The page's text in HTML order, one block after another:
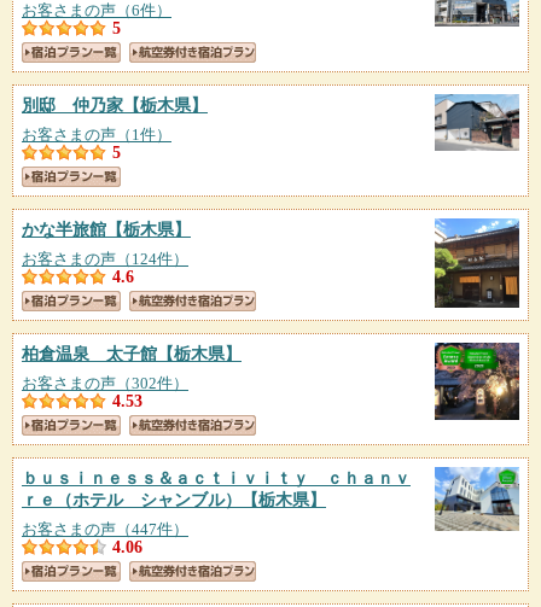
お客さまの声（6件）
5
別邸 仲乃家 【栃木県】
お客さまの声（1件）
5
かな半旅館 【栃木県】
お客さまの声（124件）
4.6
柏倉温泉 太子館 【栃木県】
お客さまの声（302件）
4.53
ｂｕｓｉｎｅｓｓ＆ａｃｔｉｖｉｔｙ ｃｈａｎｖ
ｒｅ（ホテル シャンブル）
【栃木県】
お客さまの声（447件）
4.06